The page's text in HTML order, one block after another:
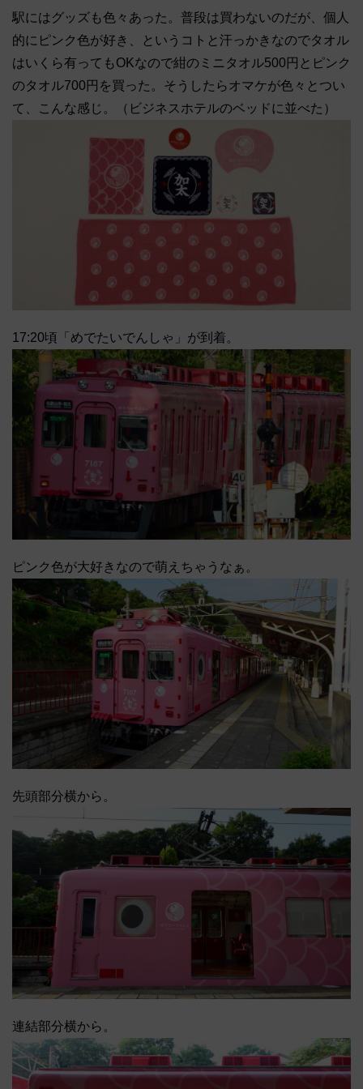
駅にはグッズも色々あった。普段は買わないのだが、個人
的にピンク色が好き、というコトと汗っかきなのでタオル
はいくら有ってもOKなので紺のミニタオル500円とピンク
のタオル700円を買った。そうしたらオマケが色々とつい
て、こんな感じ。（ビジネスホテルのベッドに並べた）
17:20頃「めでたいでんしゃ」が到着。
ピンク色が大好きなので萌えちゃうなぁ。
先頭部分横から。
連結部分横から。